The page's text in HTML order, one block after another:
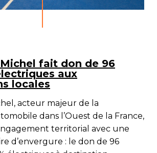
fait don de 96
aux
locales
, acteur majeur de la
dans l’Ouest de la France,
territorial avec une
d’envergure : le don de 96